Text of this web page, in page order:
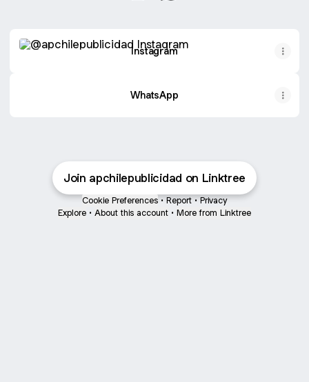
Instagram
WhatsApp
Join apchilepublicidad on Linktree
Cookie Preferences • Report • Privacy
Explore • About this account • More from Linktree